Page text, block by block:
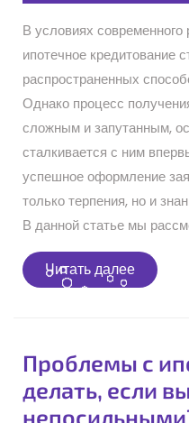
В условиях
ипотечное кредитование
распространенных
Однако процесс
сложным и запутанным,
сталкивается с ним
успешное оформление
только терпения, но и
В данной статье мы
Читать далееЧитать
далее
Проблемы с
делать, если